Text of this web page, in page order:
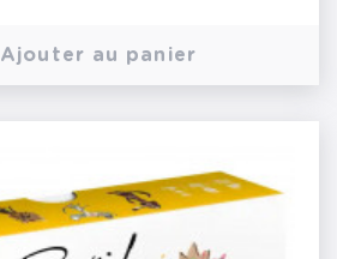
Ajouter au panier